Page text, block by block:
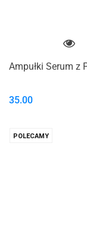
Ampułki Serum z
35.00
POLECAMY